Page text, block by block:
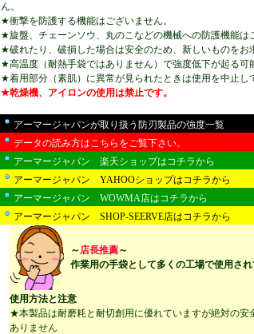
ん。
★衝撃を防護する機能はございません。
★旋盤、チェーンソウ、丸のこなどの機械への防護機能は
★破れたり、破損した場合は安全のため、新しいものをお
★高温度（耐熱手袋ではありません）で強度低下が起る可
★着用部分（素肌）に異常が見られたときは使用を中止し
★乾燥機、アイロンの使用は禁止です。
アーマージャパンが取り扱う防刃製品の強度一覧
データの読み方はこちらをご覧下さい。
アーマージャパン 楽天ショップはコチラから
アーマージャパン YAHOOショップはコチラから
アーマージャパン WOWMA店はコチラから
アーマージャパン SHOP-SEERVE店はコチラから
～ 店長推薦～
作業用の手袋として多くの工場で使用され
使用方法と注意
★本製品は耐磨耗と耐切創用に優れていますが絶対の安
ありません